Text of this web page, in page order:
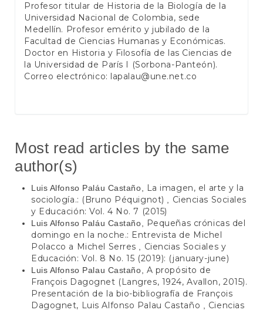
Profesor titular de Historia de la Biología de la
Universidad Nacional de Colombia, sede
Medellín. Profesor emérito y jubilado de la
Facultad de Ciencias Humanas y Económicas.
Doctor en Historia y Filosofía de las Ciencias de
la Universidad de París I (Sorbona-Panteón).
Correo electrónico:
lapalau@une.net.co
Most read articles by the same
author(s)
Luis Alfonso Paláu Castaño,
La imagen, el arte y la
sociología.: (Bruno Péquignot)
Ciencias Sociales
y Educación: Vol. 4 No. 7 (2015)
Luis Alfonso Paláu Castaño,
Pequeñas crónicas del
domingo en la noche.: Entrevista de Michel
Polacco a Michel Serres
Ciencias Sociales y
Educación: Vol. 8 No. 15 (2019): (january-june)
Luis Alfonso Palau Castaño, A propósito de
François Dagognet (Langres, 1924, Avallon, 2015).
Presentación de la bio-bibliografía de François
Dagognet, Luis Alfonso Palau Castaño
Ciencias